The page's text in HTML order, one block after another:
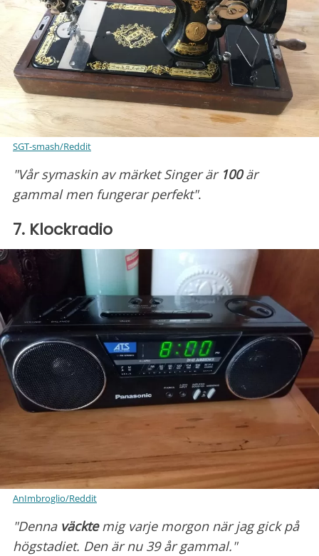
SGT-smash/Reddit
"Vår symaskin av märketSinger är 100är
gammal men fungerar perfekt".
7. Klockradio
AnImbroglio/Reddit
"Denna väcktemig varje morgon när jag gick på
högstadiet. Den är nu 39 år gammal."